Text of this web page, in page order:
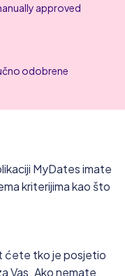
approved
odobrene
MyDates imate
kriterijima kao što
ćete tko je posjetio
Vas. Ako nemate